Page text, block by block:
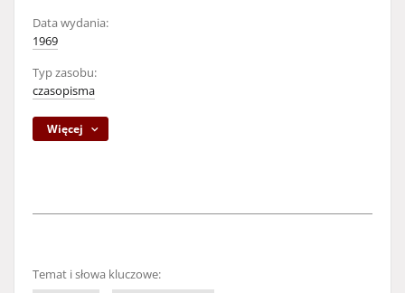
Data wydania:
1969
Typ zasobu:
czasopisma
Więcej
Temat i słowa kluczowe: